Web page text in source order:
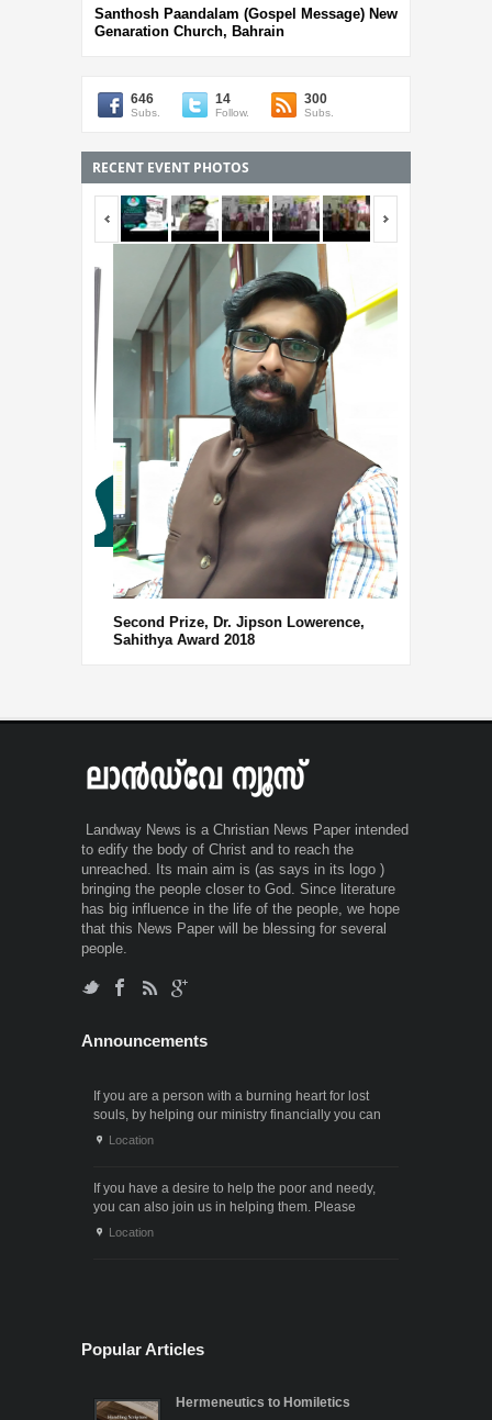
Santhosh Paandalam (Gospel Message) New
Genaration Church, Bahrain
646
Subs.
14
Follow.
300
Subs.
RECENT EVENT PHOTOS
<span></span>
Second Prize, Dr. Jipson Lowerence,
Sahithya Award 2018
Landway News is a Christian News Paper intended
to edify the body of Christ and to reach the
unreached. Its main aim is (as says in its logo )
bringing the people closer to God. Since literature
has big influence in the life of the people, we hope
that this News Paper will be blessing for several
people.
Announcements
If you are a person with a burning heart for lost
souls, by helping our ministry financially you can
also participate in the ministry of winning souls for
Location
If you have a desire to help the poor and needy,
you can also join us in helping them. Please
contact us through the following phone numbers.x .
Location
Popular Articles
Hermeneutics to Homiletics